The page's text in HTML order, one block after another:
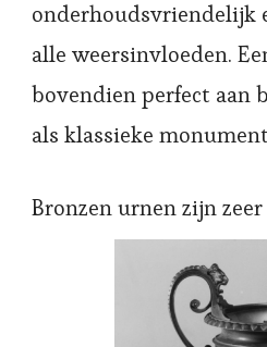
onderhoudsvriendelijk
alle weersinvloeden.
bovendien perfect aan
als klassieke
Bronzen urnen zijn zeer